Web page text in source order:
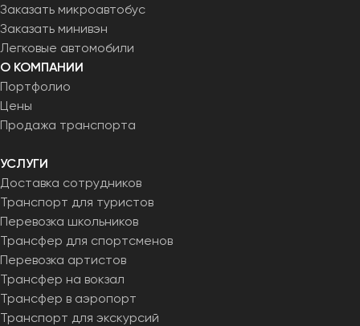
Заказать микроавтобус
Заказать минивэн
Легковые автомобили
О КОМПАНИИ
Портфолио
Цены
Продажа транспорта
УСЛУГИ
Доставка сотрудников
Транспорт для туристов
Перевозка школьников
Трансфер для спортсменов
Перевозка артистов
Трансфер на вокзал
Трансфер в аэропорт
Транспорт для экскурсий